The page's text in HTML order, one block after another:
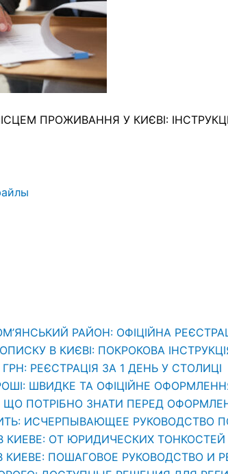
ПРОЖИВАННЯ У КИЄВІ:
РАЙОН: ОФІЦІЙНА
В КИЄВІ: ПОКРОКОВА
РЕЄСТРАЦІЯ ЗА 1 ДЕНЬ У СТОЛИЦІ
ШВИДКЕ ТА ОФІЦІЙНЕ
ЩО ПОТРІБНО ЗНАТИ ПЕРЕД
ИСЧЕРПЫВАЮЩЕЕ РУКОВОДСТВО
КИЕВЕ: ОТ ЮРИДИЧЕСКИХ
КИЕВЕ: ПОШАГОВОЕ РУКОВОДСТВО И